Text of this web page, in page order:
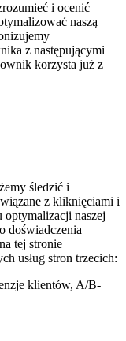
i ocenić
naszą
z następującymi
korzysta już z
śledzić i
z kliknięciami i
naszej
doświadczenia
tej stronie
usług stron trzecich:
klientów, A/B-